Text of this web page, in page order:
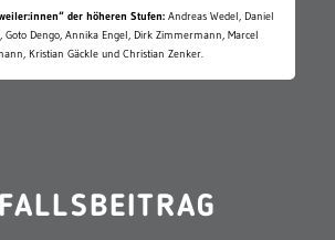
der höheren Stufen: Andreas Wedel, Daniel
Goto Dengo, Annika Engel, Dirk Zimmermann, Marcel
Kristian Gäckle und Christian Zenker.